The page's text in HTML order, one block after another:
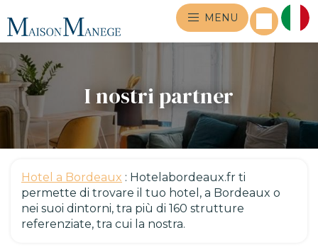
MENU
I nostri partner
Hotel a Bordeaux : Hotelabordeaux.fr ti
permette di trovare il tuo hotel, a Bordeaux o
nei suoi dintorni, tra più di 160 strutture
referenziate, tra cui la nostra.